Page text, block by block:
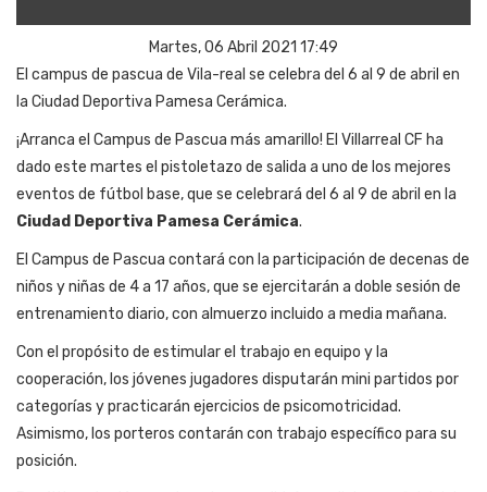
Martes, 06 Abril 2021 17:49
El campus de pascua de Vila-real se celebra del 6 al 9 de abril en
la Ciudad Deportiva Pamesa Cerámica.
¡Arranca el Campus de Pascua más amarillo! El Villarreal CF ha
dado este martes el pistoletazo de salida a uno de los mejores
eventos de fútbol base, que se celebrará del 6 al 9 de abril en la
Ciudad Deportiva Pamesa Cerámica.
El Campus de Pascua contará con la participación de decenas de
niños y niñas de 4 a 17 años, que se ejercitarán a doble sesión de
entrenamiento diario, con almuerzo incluido a media mañana.
Con el propósito de estimular el trabajo en equipo y la
cooperación, los jóvenes jugadores disputarán mini partidos por
categorías y practicarán ejercicios de psicomotricidad.
Asimismo, los porteros contarán con trabajo específico para su
posición.